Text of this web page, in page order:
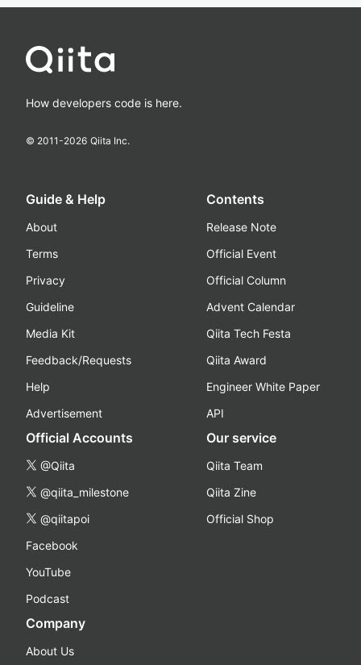
How developers code is here.
© 2011-2026 Qiita Inc.
Guide & Help
About
Terms
Privacy
Guideline
Media Kit
Feedback/Requests
Help
Advertisement
Contents
Release Note
Official Event
Official Column
Advent Calendar
Qiita Tech Festa
Qiita Award
Engineer White Paper
API
Official Accounts
@Qiita
@qiita_milestone
@qiitapoi
Facebook
YouTube
Podcast
Our service
Qiita Team
Qiita Zine
Official Shop
Company
About Us